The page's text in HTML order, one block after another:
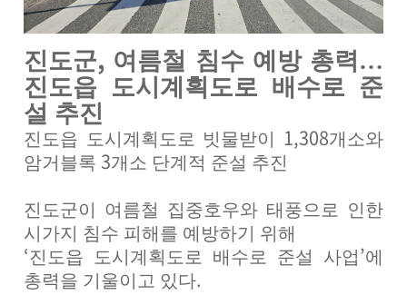
진도군, 여름철 침수 예방 총력…
진도읍 도시계획도로 배수로 준
설 추진
진도읍 도시계획도로 빗물받이 1,308개소와
암거블록 3개소 단계적 준설 추진
진도군이 여름철 집중호우와 태풍으로 인한
시가지 침수 피해를 예방하기 위해
‘진도읍 도시계획도로 배수로 준설 사업’에
총력을 기울이고 있다.